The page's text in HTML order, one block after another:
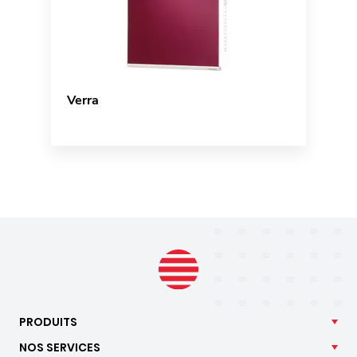
Verra
PRODUITS
NOS SERVICES